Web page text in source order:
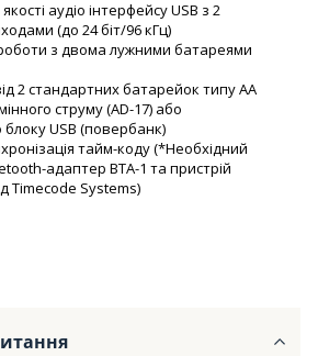
аудіо інтерфейсу USB з 2
(до 24 біт/96 кГц)
з двома лужними батареями
2 стандартних батарейок типу АА
струму (AD-17) або
USB (повербанк)
тайм-коду (*Необхідний
адаптер BTA-1 та пристрій
Timecode Systems)